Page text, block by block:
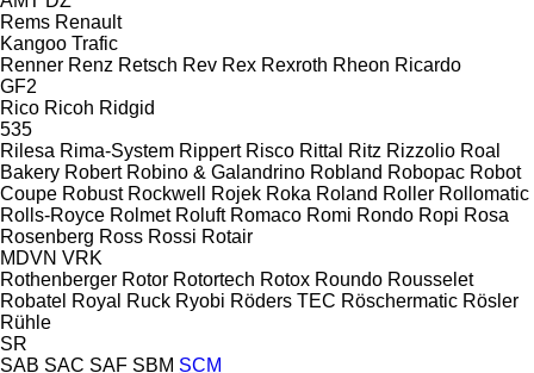
Rems Renault
Kangoo Trafic
Renner Renz Retsch Rev Rex Rexroth Rheon Ricardo
GF2
Rico Ricoh Ridgid
535
Rilesa Rima-System Rippert Risco Rittal Ritz Rizzolio Roal
Bakery Robert Robino & Galandrino Robland Robopac Robot
Coupe Robust Rockwell Rojek Roka Roland Roller Rollomatic
Rolls-Royce Rolmet Roluft Romaco Romi Rondo Ropi Rosa
Rosenberg Ross Rossi Rotair
MDVN VRK
Rothenberger Rotor Rotortech Rotox Roundo Rousselet
Robatel Royal Ruck Ryobi Röders TEC Röschermatic Rösler
Rühle
SR
SAB SAC SAF SBM SCM